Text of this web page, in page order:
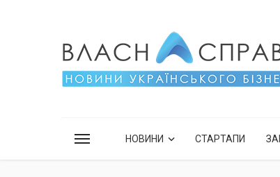
НОВИНИ СТАРТАПИ